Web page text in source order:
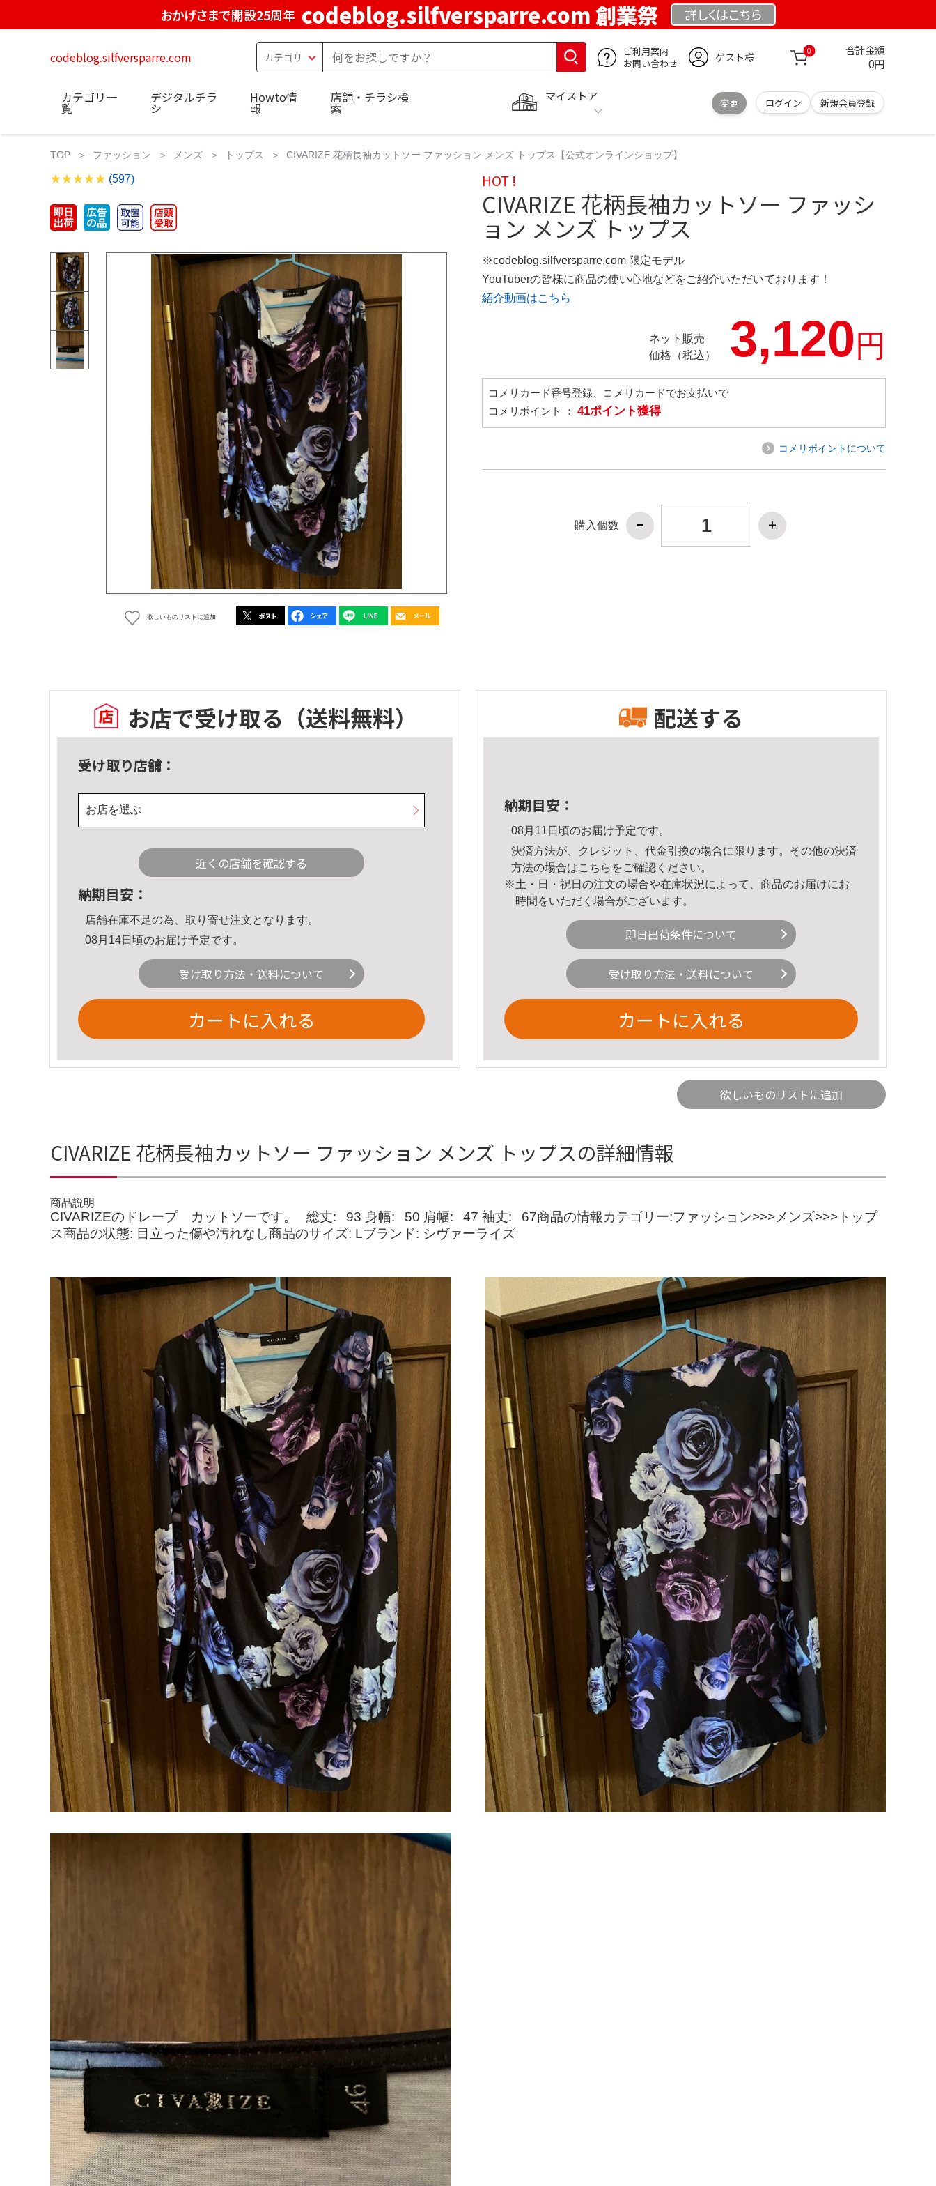
おかげさまで開設25周年 codeblog.silfversparre.com 創業祭 詳しくはこちら
codeblog.silfversparre.com
ご利用案内
お問い合わせ
ゲスト様 0 合計金額
0円
マイストア
変更 ログイン 新規会員登録
カテゴリ一
覧
デジタルチラ
シ
Howto情
報
店舗・チラシ検
索
TOP ファッション メンズ トップス CIVARIZE 花柄長袖カットソー ファッション メンズ トップス【公式オンラインショップ】
(597)
欲しいものリストに追加
HOT !
CIVARIZE 花柄長袖カットソー ファッシ
ョン メンズ トップス
※codeblog.silfversparre.com 限定モデル
YouTuberの皆様に商品の使い心地などをご紹介いただいております！
紹介動画はこちら
ネット販売
価格（税込）
3,120円
コメリカード番号登録、コメリカードでお支払いで
コメリポイント ： 41ポイント獲得
コメリポイントについて
購入個数
お店で受け取る （送料無料）
受け取り店舗：
お店を選ぶ
近くの店舗を確認する
納期目安：
店舗在庫不足の為、取り寄せ注文となります。
08月14日頃のお届け予定です。
受け取り方法・送料について
カートに入れる
配送する
納期目安：
08月11日頃のお届け予定です。
決済方法が、クレジット、代金引換の場合に限ります。その他の決済
方法の場合はこちら をご確認ください。
※土・日・祝日の注文の場合や在庫状況によって、商品のお届けにお
時間をいただく場合がございます。
即日出荷条件について
受け取り方法・送料について
カートに入れる
欲しいものリストに追加
CIVARIZE 花柄長袖カットソー ファッション メンズ トップスの詳細情報
商品説明
CIVARIZEのドレープ カットソーです。⠀総丈:⠀93 身幅:⠀50 肩幅:⠀47 袖丈:⠀67商品の情報カテゴリー:ファッション>>>メンズ>>>トップ
ス商品の状態: 目立った傷や汚れなし商品のサイズ: Lブランド: シヴァーライズ